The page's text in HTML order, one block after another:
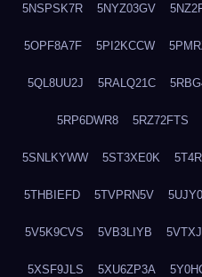
5NSPSK7R 5NYZ03GV
5OPF8A7F 5PI2KCCW
5QL8UU2J 5RALQ21C
5RP6DWR8 5RZ72FTS
5SNLKYWW 5ST3XE0K
5THBIEFD 5TVPRN5V
5V5K9CVS 5VB3LIYB
5XSF9JLS 5XU6ZP3A